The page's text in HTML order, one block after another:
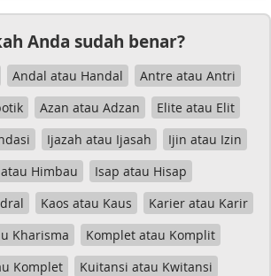
Anda sudah benar?
Andal atau Handal
Antre atau Antri
Azan atau Adzan
Elite atau Elit
Ijazah atau Ijasah
Ijin atau Izin
Himbau
Isap atau Hisap
Kaos atau Kaus
Karier atau Karir
Kharisma
Komplet atau Komplit
Komplet
Kuitansi atau Kwitansi